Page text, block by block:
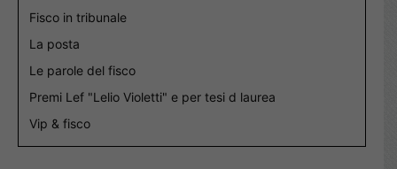
Fisco in tribunale
La posta
Le parole del fisco
Premi Lef "Lelio Violetti" e per tesi d laurea
Vip & fisco